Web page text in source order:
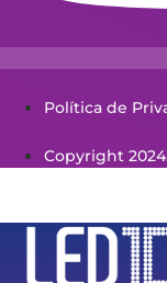
Política de
Copyright